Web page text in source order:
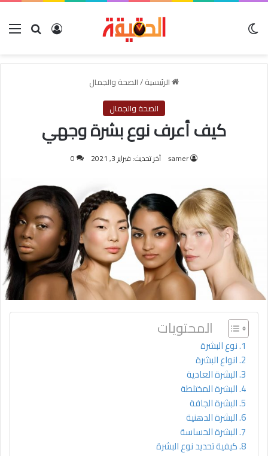
بحث عنتسجيل
الرئيسية/الصحة والجمال
الصحة والجمال
كيف أعرف نوع بشرة وجهي
samer آخر تحديث: فبراير 3, 2021 0
المحتويات
نوع البشرة
انواع البشرة
البشرة العادية
البشرة المختلطة
البشرة الجافة
البشرة الدهنية
البشرة الحساسة
كيفية تحديد نوع البشرة